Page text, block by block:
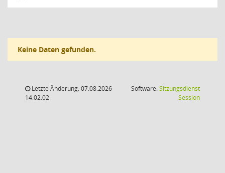
Keine Daten gefunden.
Letzte Änderung: 07.08.2026
14:02:02
Software:Sitzungsdienst
Session(Wird in